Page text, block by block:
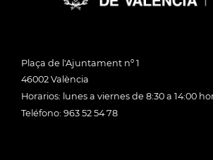
Plaça de l'Ajuntament nº 1
46002 València
Horarios: lunes a viernes de 8:30 a 14:00
Teléfono: 963 52 54 78